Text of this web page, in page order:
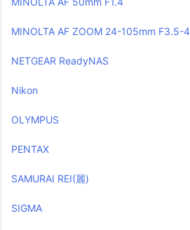
MINOLTA AF ZOOM 24-105mm F3.5-
NETGEAR ReadyNAS
Nikon
OLYMPUS
PENTAX
SAMURAI REI(麗)
SIGMA